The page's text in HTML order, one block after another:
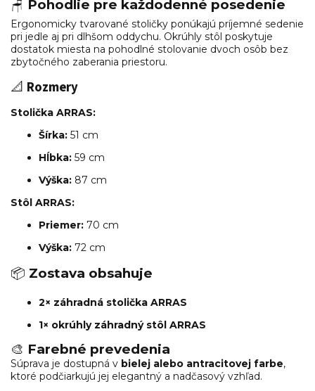
🪑 Pohodlie pre každodenné posedenie
Ergonomicky tvarované stoličky ponúkajú príjemné sedenie
pri jedle aj pri dlhšom oddychu. Okrúhly stôl poskytuje
dostatok miesta na pohodlné stolovanie dvoch osôb bez
zbytočného zaberania priestoru.
📐 Rozmery
Stolička ARRAS:
Šírka: 51 cm
Hĺbka: 59 cm
Výška: 87 cm
Stôl ARRAS:
Priemer: 70 cm
Výška: 72 cm
📦 Zostava obsahuje
2× záhradná stolička ARRAS
1× okrúhly záhradný stôl ARRAS
🎨 Farebné prevedenia
Súprava je dostupná v bielej alebo antracitovej farbe,
ktoré podčiarkujú jej elegantný a nadčasový vzhľad.